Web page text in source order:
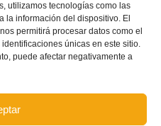
utilizamos tecnologías como las
la información del dispositivo. El
permitirá procesar datos como el
únicas en este sitio.
puede afectar negativamente a
poniendo a disposición de
y servicios de
Puesto de Mando